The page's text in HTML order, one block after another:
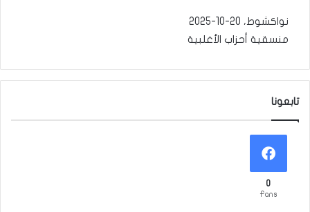
نواكشوط، 20-10-2025
منسقية أحزاب الأغلبية
تابعونا
0
Fans